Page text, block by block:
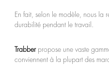
En fait, selon le modèle, nous la
durabilité pendant le travail.
Trabberpropose une vaste
conviennent à la plupart des